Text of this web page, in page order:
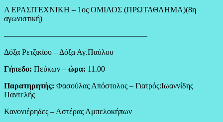
Α ΕΡΑΣΙΤΕΧΝΙΚΗ – 1ος ΟΜΙΛΟΣ (ΠΡΩΤΑΘΛΗΜΑ)(8η
αγωνιστική)
——————————————————
Δόξα Ρετζικίου – Δόξα Αγ.Παύλου
Γήπεδο: Πεύκων – ώρα: 11.00
Παρατηρητής: Φασούλας Απόστολος – Γιατρός:Ιωαννίδης
Παντελής
Κανονιέρηδες – Αστέρας Αμπελοκήπων